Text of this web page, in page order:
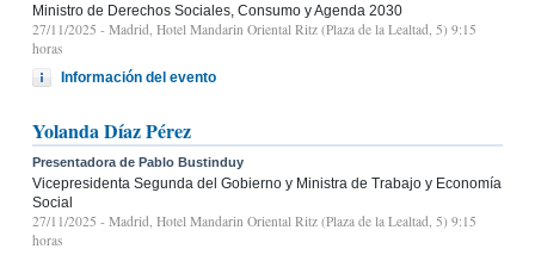
Ministro de Derechos Sociales, Consumo y Agenda 2030
27/11/2025 - Madrid, Hotel Mandarin Oriental Ritz (Plaza de la Lealtad, 5) 9:15
horas
Información del evento
Yolanda Díaz Pérez
Presentadora de Pablo Bustinduy
Vicepresidenta Segunda del Gobierno y Ministra de Trabajo y Economía
Social
27/11/2025 - Madrid, Hotel Mandarin Oriental Ritz (Plaza de la Lealtad, 5) 9:15
horas